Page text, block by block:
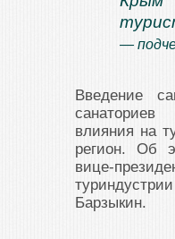
—
Введение
влияния на
регион. Об
вице-
Барзыкин.